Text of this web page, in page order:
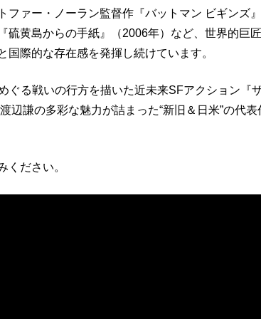
ファー・ノーラン監督作『バットマン ビギンズ
硫黄島からの手紙』（2006年）など、世界的巨
国際的な存在感を発揮し続けています。
る戦いの行方を描いた近未来SFアクション『
辺謙の多彩な魅力が詰まった“新旧＆日米”の代
ください。